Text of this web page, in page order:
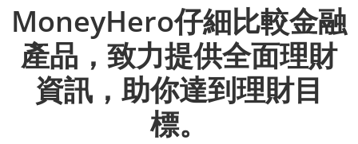
MoneyHero仔細比較金融
產品，致力提供全面理財
資訊，助你達到理財目
標。